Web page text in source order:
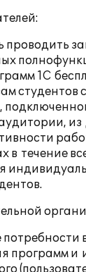
проводить
1С
студентов
в течение
программ